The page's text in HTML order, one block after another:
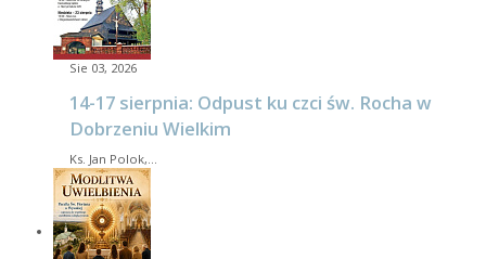
Sie 03, 2026
14-17 sierpnia: Odpust ku czci św. Rocha w
Dobrzeniu Wielkim
Ks. Jan Polok,…